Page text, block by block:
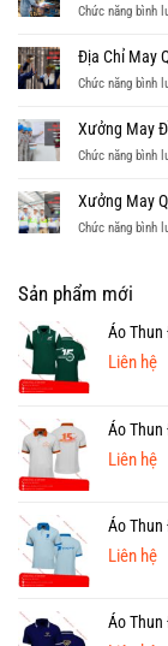
Chức năng bình
Địa Chỉ May
Chức năng bình
Xưởng May
Chức năng bình
Xưởng May
Chức năng bình
Sản phẩm mới
Áo Thun
Liên hệ
Áo
Liên hệ
Áo Thun
Liên hệ
Áo Thun